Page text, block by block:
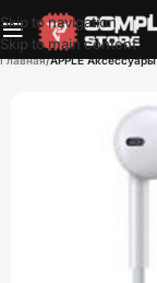
Skip to navigation
Skip to main content
Главная APPLE Аксессуары